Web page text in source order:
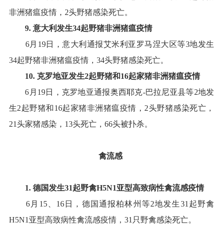
非洲猪瘟疫情， 2头野猪感染死亡。
9. 意大利发生34起野猪非洲猪瘟疫情
6月 19日，意大利通报艾米利亚罗马涅大区等3地发生
34起野猪非洲猪瘟疫情， 34头野猪感染死亡。
10. 克罗地亚发生2起野猪和16起家猪非洲猪瘟疫情
6 月 19日，克罗地亚通报奥西耶克-巴拉尼亚县等2地发
生2起野猪和16起家猪非洲猪瘟疫情， 2头野猪感染死亡，
21头家猪感染， 13头死亡， 66头被扑杀。
禽流感
1. 德国发生31起野禽H5N1亚型高致病性禽流感疫情
6 月 15、 16日，德国通报柏林州等2地发生31 起野禽
H5N1 亚型高致病性禽流感疫情， 31 只野禽感染死亡。